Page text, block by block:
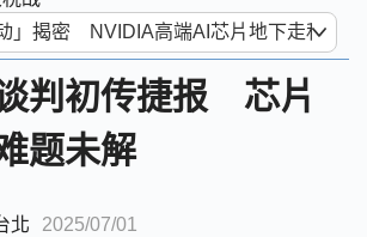
判初传捷报 芯片
题未解
北 2025/07/01